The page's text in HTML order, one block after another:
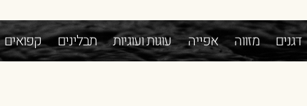
קפואים תבלינים עוגות ועוגיות אפייה מזווה דגנים